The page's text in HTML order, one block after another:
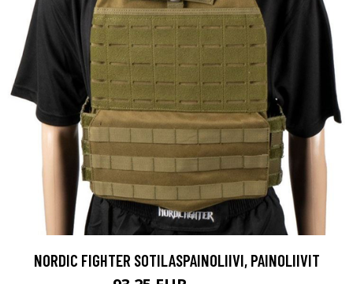
NORDIC FIGHTER SOTILASPAINOLIIVI, PAINOLIIVIT